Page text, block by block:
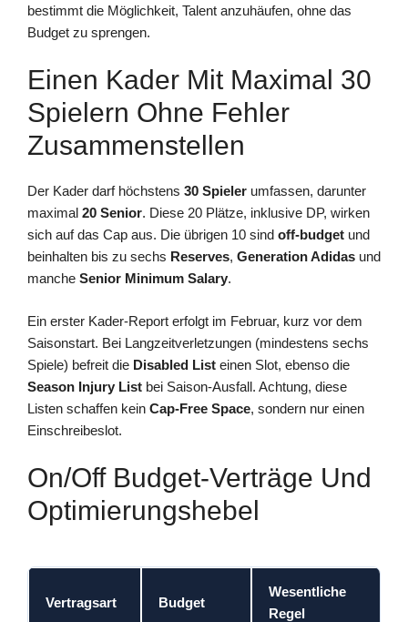
bestimmt die Möglichkeit, Talent anzuhäufen, ohne das
Budget zu sprengen.
Einen Kader Mit Maximal 30
Spielern Ohne Fehler
Zusammenstellen
Der Kader darf höchstens 30 Spieler umfassen, darunter
maximal 20 Senior. Diese 20 Plätze, inklusive DP, wirken
sich auf das Cap aus. Die übrigen 10 sind off-budget und
beinhalten bis zu sechs Reserves, Generation Adidas und
manche Senior Minimum Salary.
Ein erster Kader-Report erfolgt im Februar, kurz vor dem
Saisonstart. Bei Langzeitverletzungen (mindestens sechs
Spiele) befreit die Disabled List einen Slot, ebenso die
Season Injury List bei Saison-Ausfall. Achtung, diese
Listen schaffen kein Cap-Free Space, sondern nur einen
Einschreibeslot.
On/Off Budget-Verträge Und
Optimierungshebel
Vertragsart Budget
Wesentliche
Regel